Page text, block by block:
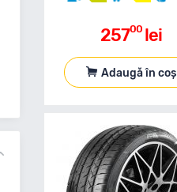
25700 lei
Adaugă în coș